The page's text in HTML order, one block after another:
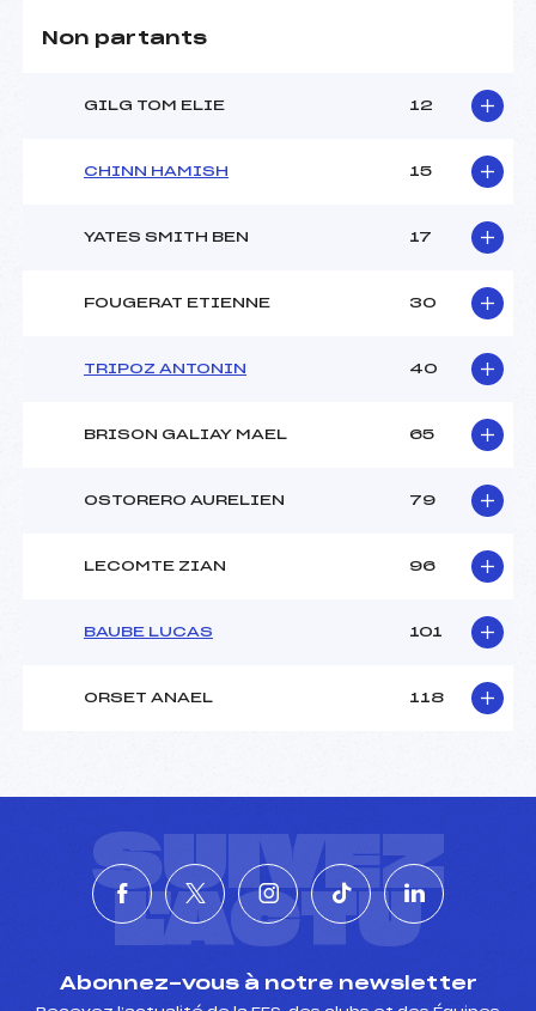
Non partants
GILG TOM ELIE 12
CHINN HAMISH 15
YATES SMITH BEN 17
FOUGERAT ETIENNE 30
TRIPOZ ANTONIN 40
BRISON GALIAY MAEL 65
OSTORERO AURELIEN 79
LECOMTE ZIAN 96
BAUBE LUCAS 101
ORSET ANAEL 118
SUIVEZ
L'ACTU
Abonnez-vous à notre newsletter